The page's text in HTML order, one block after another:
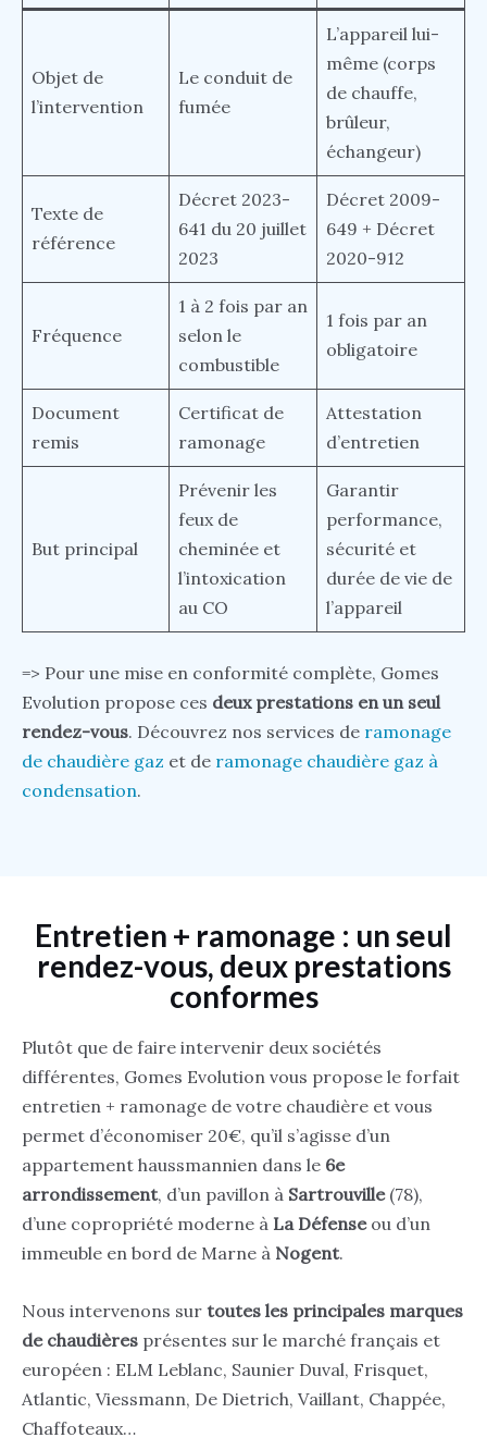
Objet de
l’intervention
Le conduit de
fumée
L’appareil lui-
même (corps
de chauffe,
brûleur,
échangeur)
Texte de
référence
Décret 2023-
641 du 20 juillet
2023
Décret 2009-
649 + Décret
2020-912
Fréquence
1 à 2 fois par an
selon le
combustible
1 fois par an
obligatoire
Document
remis
Certificat de
ramonage
Attestation
d’entretien
But principal
Prévenir les
feux de
cheminée et
l’intoxication
au CO
Garantir
performance,
sécurité et
durée de vie de
l’appareil
=> Pour une mise en conformité complète, Gomes
Evolution propose ces deux prestations en un seul
rendez-vous. Découvrez nos services de ramonage
de chaudière gaz et de ramonage chaudière gaz à
condensation.
Entretien + ramonage : un seul
rendez-vous, deux prestations
conformes
Plutôt que de faire intervenir deux sociétés
différentes, Gomes Evolution vous propose le forfait
entretien + ramonage de votre chaudière et vous
permet d’économiser 20€, qu’il s’agisse d’un
appartement haussmannien dans le 6e
arrondissement, d’un pavillon à Sartrouville(78),
d’une copropriété moderne à La Défenseou d’un
immeuble en bord de Marne à Nogent.
Nous intervenons sur toutes les principales marques
de chaudières présentes sur le marché français et
européen : ELM Leblanc, Saunier Duval, Frisquet,
Atlantic, Viessmann, De Dietrich, Vaillant, Chappée,
Chaffoteaux…